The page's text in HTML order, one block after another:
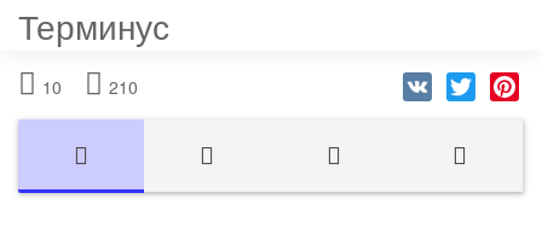
Терминус
10 210 VK Twitter